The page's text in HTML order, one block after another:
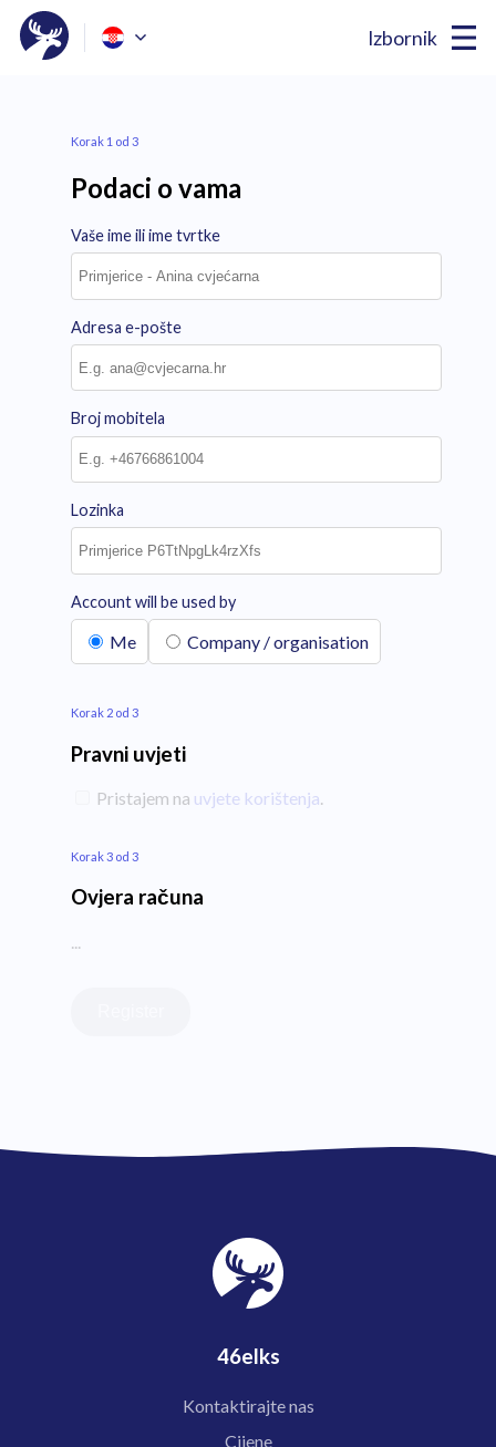
Izbornik
Korak 1 od 3
Podaci o vama
Vaše ime ili ime tvrtke
Adresa e-pošte
Broj mobitela
Lozinka
Account will be used by
Me Company / organisation
Korak 2 od 3
Pravni uvjeti
Pristajem na uvjete korištenja
Korak 3 od 3
Ovjera računa
...
46elks
Kontaktirajte nas
Cijene